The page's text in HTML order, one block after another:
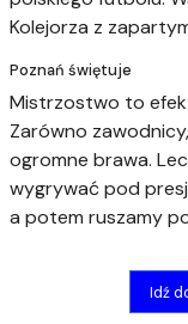
Kolejorza z
Poznań świętuje
Mistrzostwo to
Zarówno
ogromne brawa.
wygrywać pod
a potem ruszamy
Idź